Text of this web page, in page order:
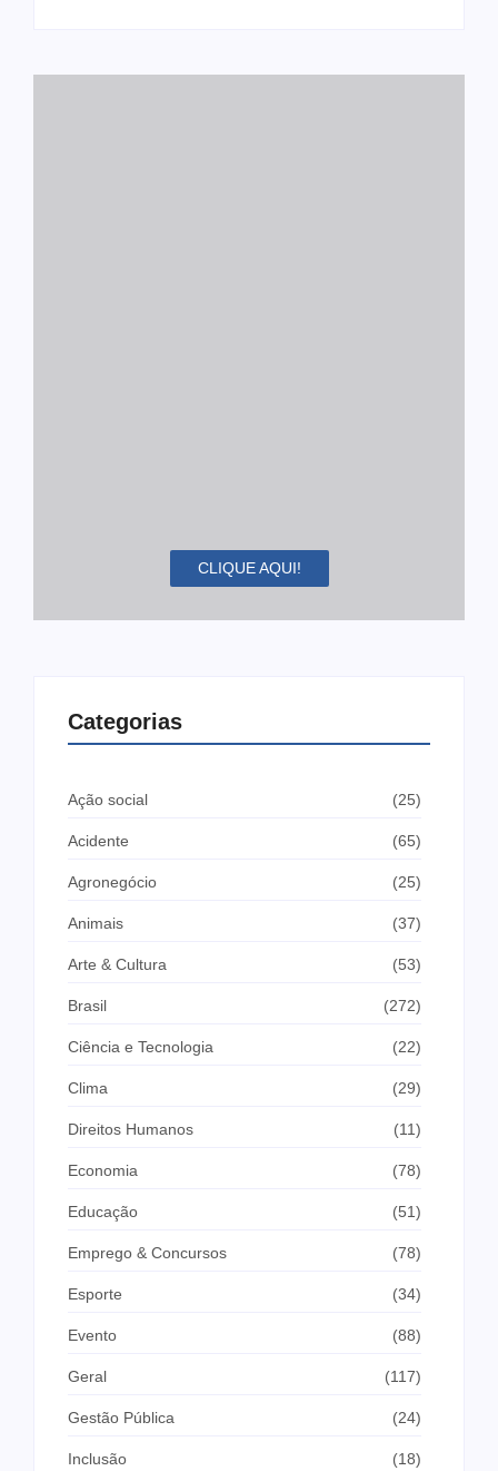
CLIQUE AQUI!
Categorias
Ação social (25)
Acidente (65)
Agronegócio (25)
Animais (37)
Arte & Cultura (53)
Brasil (272)
Ciência e Tecnologia (22)
Clima (29)
Direitos Humanos (11)
Economia (78)
Educação (51)
Emprego & Concursos (78)
Esporte (34)
Evento (88)
Geral (117)
Gestão Pública (24)
Inclusão (18)